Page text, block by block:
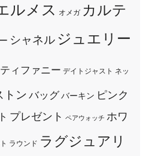
ルメス オメガ カルテ
シャネル ジュエリー
ティファニー デイトジャスト ネッ
トン バッグ バーキン ピンク
プレゼント ペアウォッチ ホワ
ラウンド ラグジュアリ